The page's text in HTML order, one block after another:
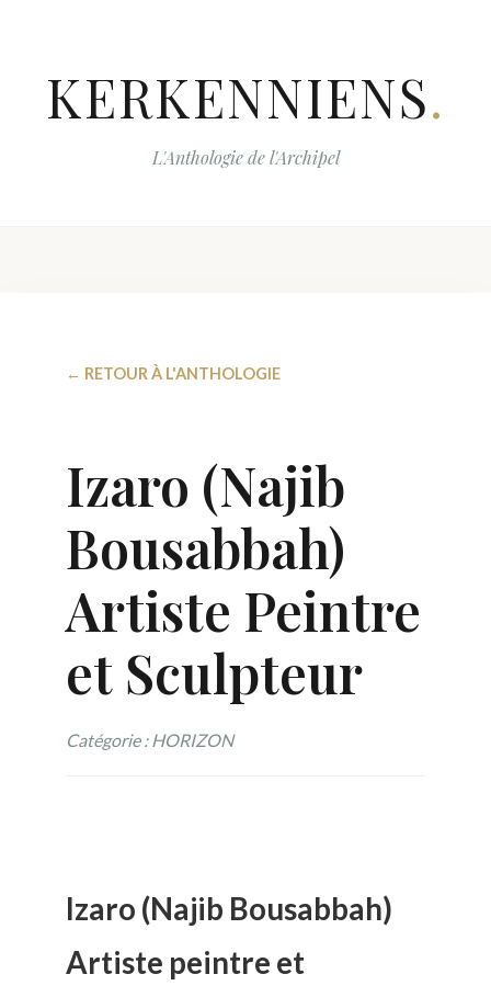
KERKENNIENS.
L'Anthologie de l'Archipel
← RETOUR À L'ANTHOLOGIE
Izaro (Najib
Bousabbah)
Artiste Peintre
et Sculpteur
Catégorie : HORIZON
Izaro (Najib Bousabbah)
Artiste peintre et